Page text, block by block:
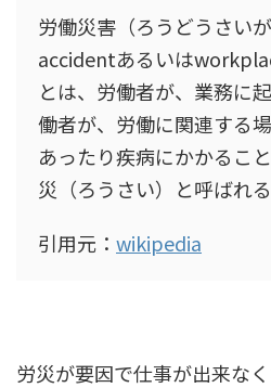
労働災害（ろうどうさい
accidentあるいは
とは、労働者が、業務に
働者が、労働に関連する
あったり疾病にかかるこ
災（ろうさい）と呼ばれ
引用元： wikipedia
労災が要因で仕事が出来な